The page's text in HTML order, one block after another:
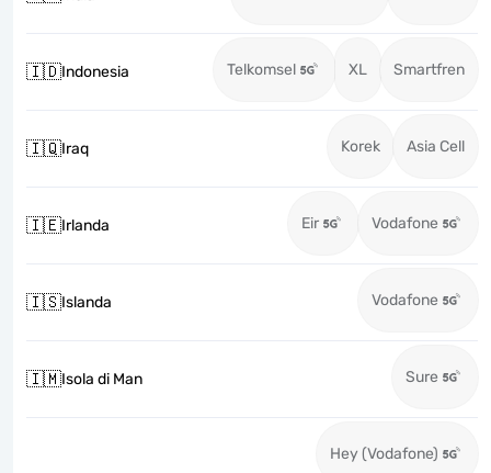
🇮🇩Indonesia Telkomsel XL Smartfren
🇮🇶Iraq Korek Asia Cell
🇮🇪Irlanda Eir Vodafone
🇮🇸Islanda Vodafone
🇮🇲Isola di Man Sure
Hey (Vodafone)